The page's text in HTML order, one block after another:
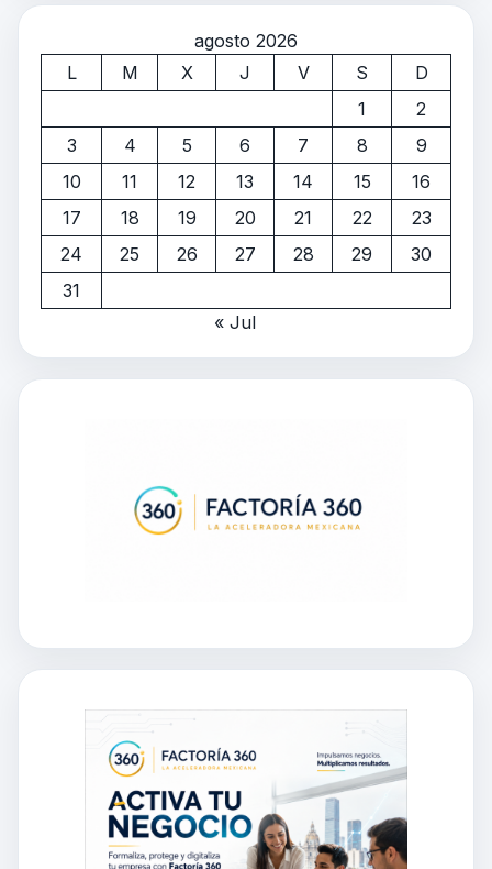
agosto 2026
L
M X J V S
D
1
2
3
4 5 6 7 8
9
10
11 12 13 14 15
16
17
18 19 20 21 22
23
24
25 26 27 28 29
30
31
« Jul